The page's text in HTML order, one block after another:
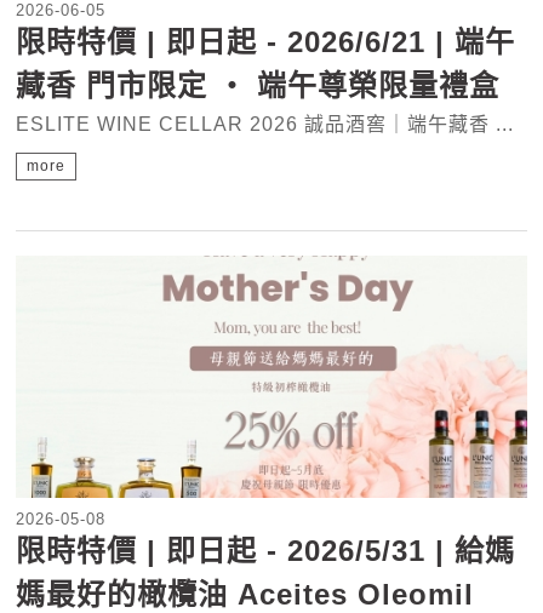
2026-06-05
限時特價 | 即日起 - 2026/6/21 | 端午
藏香 門市限定 ‧ 端午尊榮限量禮盒
ESLITE WINE CELLAR 2026 誠品酒窖｜端午藏香 ...
more
2026-05-08
限時特價 | 即日起 - 2026/5/31 | 給媽
媽最好的橄欖油 Aceites Oleomil